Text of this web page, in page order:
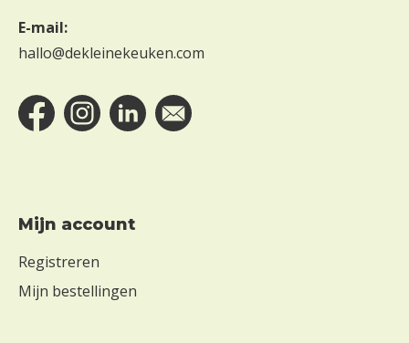
E-mail:
hallo@dekleinekeuken.com
Mijn account
Registreren
Mijn bestellingen